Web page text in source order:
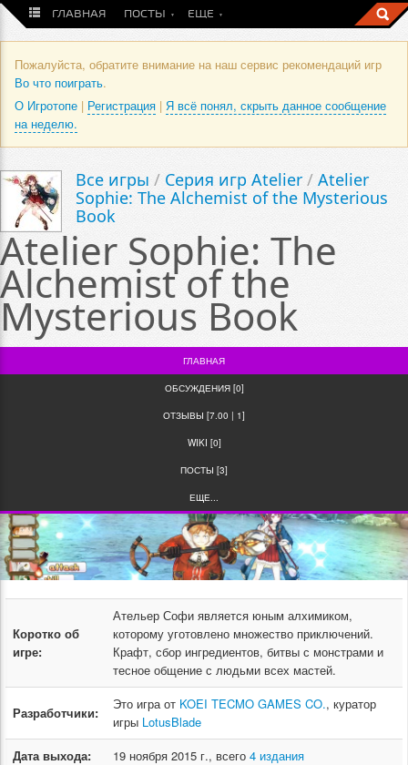
ГЛАВНАЯ ПОСТЫ ЕЩЕ
Пожалуйста, обратите внимание на наш сервис рекомендаций игр
Во что поиграть.
О Игротопе | Регистрация | Я всё понял, скрыть данное сообщение
на неделю.
Все игры / Серия игр Atelier/ Atelier
Sophie: The Alchemist of the Mysterious
Book
Atelier Sophie: The
Alchemist of the
Mysterious Book
ГЛАВНАЯ
ОБСУЖДЕНИЯ [0]
ОТЗЫВЫ [7.00 | 1]
WIKI [0]
ПОСТЫ [3]
ЕЩЕ...
Коротко об
игре:
Ательер Софи является юным алхимиком,
которому уготовлено множество приключений.
Крафт, сбор ингредиентов, битвы с монстрами и
тесное общение с людьми всех мастей.
Разработчики:
Это игра от KOEI TECMO GAMES CO., куратор
игры LotusBlade
Дата выхода:
19 ноября 2015 г., всего 4 издания